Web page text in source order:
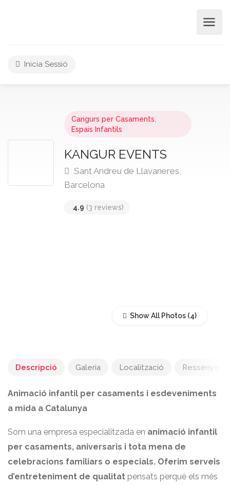
Inicia Sessió
Cangurs per Casaments
Espais Infantils
KANGUR EVENTS
Sant Andreu de Llavaneres,
Barcelona
4.9 (3 reviews)
Show All Photos
Descripció Galeria Localització Ressenyes
Animació infantil per casaments i esdeveniments
a mida a Catalunya
Som una empresa especialitzada en animació infantil
per casaments, aniversaris i tota mena de
celebracions familiars o especials. Oferim serveis
d’entreteniment de qualitat pensats perquè els més